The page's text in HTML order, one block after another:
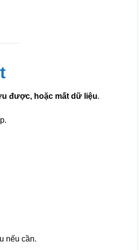
được, hoặc mất dữ liệu.
nếu cần.